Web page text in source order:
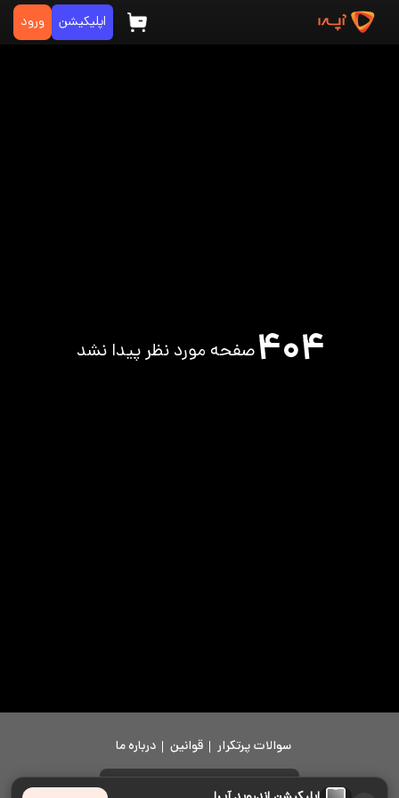
اپلیکیشن ورود
۴۰۴صفحه مورد نظر پیدا نشد
سوالات پرتکرار قوانین درباره ما
دانلود اپلیکیشن